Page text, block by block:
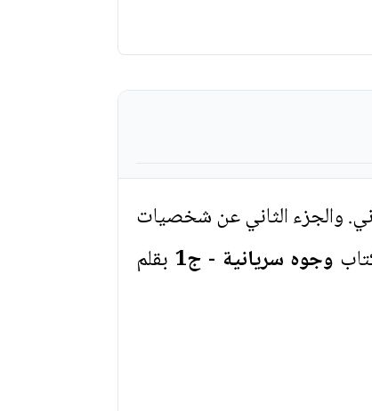
والجزء الثاني عن شخصيات
وجوه سريانية - ج1 بقلم